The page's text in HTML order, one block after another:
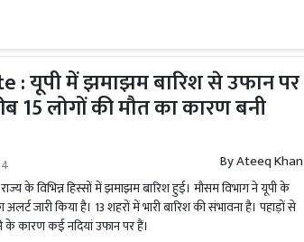
: यूपी में झमाझम बारिश से उफान पर
15 लोगों की मौत का कारण बनी
ByAteeq Khan
के विभिन्न हिस्सों में झमाझम बारिश हुई। मौसम विभाग ने यूपी के
जारी किया है। 13 शहरों में भारी बारिश की संभावना है। पहाड़ों से
के कारण कई नदियां उफान पर हैं।